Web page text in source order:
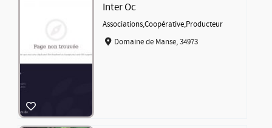
Inter Oc
Associations,Coopérative,Producteur
Domaine de Manse, 34973